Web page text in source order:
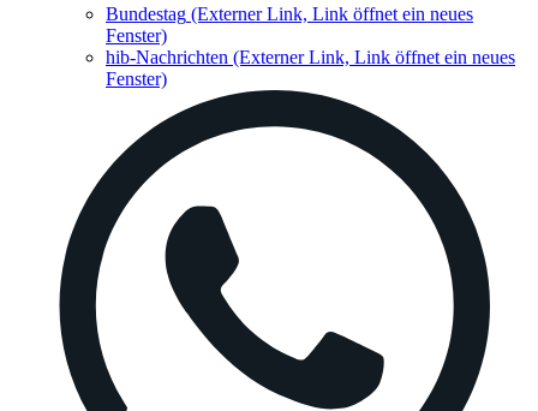
Bundestag (Externer Link, Link öffnet ein neues
Fenster)
hib-Nachrichten (Externer Link, Link öffnet ein neues
Fenster)